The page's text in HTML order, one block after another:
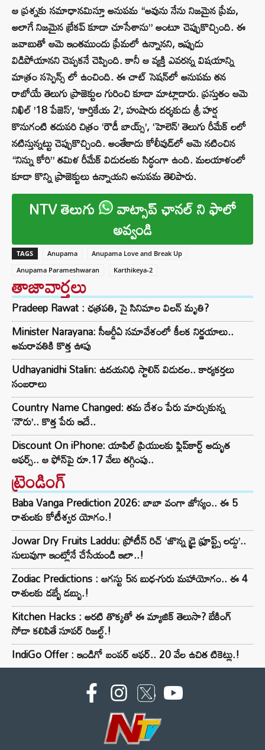
ఆ ప్రశ్నకు సమాధానమిస్తూ అనుపమ “అవును నేను నిజమైన ప్రేమ,
అలాగే నిజమైన బ్రేకప్ కూడా చూసేశాను” అంటూ చెప్పుకొచ్చింది. ఈ
జవాబుతో ఆమె ఇంతముందు ప్రేమలో ఉన్నానని, ఇప్పుడు
విడిపోయానని చెప్పకనే చెప్పింది. కానీ ఆ వ్యక్తి ఎవరన్న విషయాన్ని
మాత్రం సస్పెన్స్ లో ఉంచింది. ఈ చాట్ సెషన్‌లో అనుపమ తన
రాబోయే తెలుగు ప్రాజెక్టుల గురించి కూడా మాట్లాడారు. ప్రస్తుతం ఆమె
నిఖిల్ ’18 పేజెస్’, ‘కార్తికేయ 2’, హుషారు దర్శకుడు శ్రీ హర్ష
కొనుగంటి తదుపరి చిత్రం ‘రౌడీ బాయ్స్’, ‘హెలెన్’ తెలుగు రీమేక్ లలో
నటిస్తున్నట్టు చెప్పుకొచ్చింది. అంతేకాదు కోలీవుడ్‌లో ఆమె నటించిన
“నిన్ను కోరి” తమిళ రీమేక్ విడుదలకు సిద్ధంగా ఉంది. మలయాళంలో
కూడా కొన్ని ప్రాజెక్టులు ఉన్నాయని అనుపమ తెలిపారు.
NTV తెలుగు వాట్సాప్ ఛానల్ ని ఫాలో
అవ్వండి
TAGS Anupama
Anupama Love and Break Up
Anupama Parameshwaran
Karthikeya-2
తాజావార్తలు
Pradeep Rawat : ఛత్రపతి, సై సినిమాల విలన్ మృతి?
Minister Narayana: సీఆర్డీఏ సమావేశంలో కీలక నిర్ణయాలు..
అమరావతికి కొత్త ఊపు
Udhayanidhi Stalin: ఉదయనిధి స్టాలిన్ విడుదల.. కార్యకర్తలు
సంబరాలు
Country Name Changed: తమ దేశం పేరు మార్చుకున్న
‘నౌరు’.. కొత్త పేరు ఇదే..
Discount On iPhone: యాపిల్ ప్రియులకు ఫ్లిప్‌కార్ట్ అద్భుత
ఆఫర్స్.. ఆ ఫోన్‌పై రూ.17 వేలు తగ్గింపు..
ట్రెండింగ్‌
Baba Vanga Prediction 2026: బాబా వంగా జోస్యం.. ఈ 5
రాశులకు కోటీశ్వర యోగం.!
Jowar Dry Fruits Laddu: ప్రోటీన్ రిచ్ ‘జొన్న డ్రై ఫ్రూప్ట్స్ లడ్డు’..
సులువుగా ఇంట్లోనే చేసేయండి ఇలా..!
Zodiac Predictions : ఆగస్టు 5న బుధ-గురు మహాయోగం.. ఈ 4
రాశులకు డబ్బే డబ్బు.!
Kitchen Hacks : అరటి తొక్కతో ఈ మ్యాజిక్ తెలుసా? బేకింగ్
సోడా కలిపితే సూపర్ రిజల్ట్.!
IndiGo Offer : ఇండిగో బంపర్ ఆఫర్.. 20 వేల ఉచిత టికెట్లు.!